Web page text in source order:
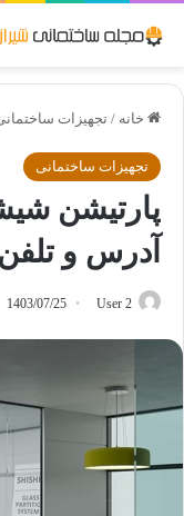
خانه / تجهیزات
تجهیزات ساختمانی
پارتیشن
آدرس و تلفن
User 2
1403/07/25